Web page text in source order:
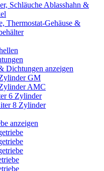
Schläuche Ablasshahn &
Thermostat-Gehäuse &
Dichtungen anzeigen
GM
AMC
6 Zylinder
8 Zylinder
anzeigen